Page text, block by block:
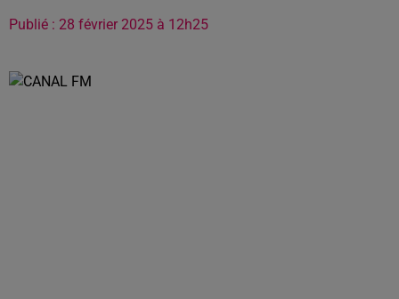
Publié : 28 février 2025 à 12h25